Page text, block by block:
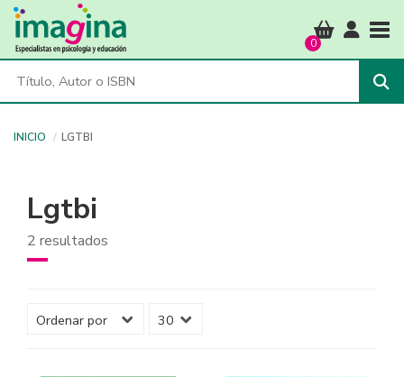
0
INICIO LGTBI
Lgtbi
2 resultados